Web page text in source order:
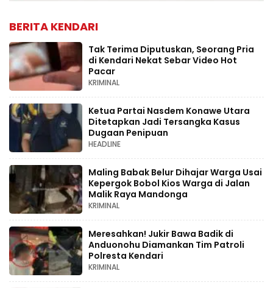
BERITA KENDARI
Tak Terima Diputuskan, Seorang Pria
di Kendari Nekat Sebar Video Hot
Pacar
KRIMINAL
Ketua Partai Nasdem Konawe Utara
Ditetapkan Jadi Tersangka Kasus
Dugaan Penipuan
HEADLINE
Maling Babak Belur Dihajar Warga Usai
Kepergok Bobol Kios Warga di Jalan
Malik Raya Mandonga
KRIMINAL
Meresahkan! Jukir Bawa Badik di
Anduonohu Diamankan Tim Patroli
Polresta Kendari
KRIMINAL